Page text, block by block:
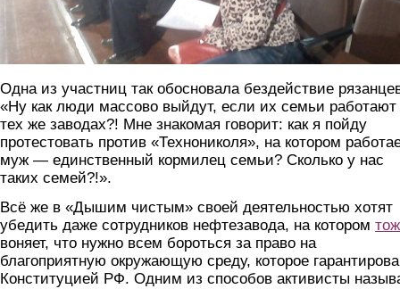
Одна из участниц так обосновала бездействие
«Ну как люди массово выйдут, если их семьи работают
тех же заводах?! Мне знакомая говорит: как я пойду
протестовать против «Технониколя», на котором
муж — единственный кормилец семьи? Сколько у нас
таких семей?!».
Всё же в «Дышим чистым» своей деятельностью хотят
убедить даже сотрудников нефтезавода, на котором
воняет, что нужно всем бороться за право на
благоприятную окружающую среду, которое
Конституцией РФ. Одним из способов активисты